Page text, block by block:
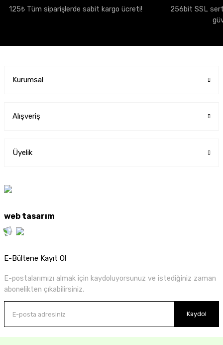
125₺ Tüm siparişlerde sabit kargo ücreti!
256bit SSL
Kurumsal
Alışveriş
Üyelik
web tasarım
E-Bültene Kayıt Ol
E-postalarımızı almak için kaydoluyorsunuz ve istediğiniz zaman
abonelikten çıkabilirsiniz.
Kaydol